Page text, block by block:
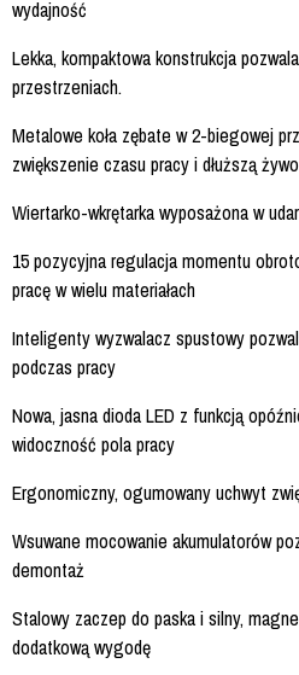
wydajność
Lekka, kompaktowa konstrukcja
przestrzeniach.
Metalowe koła zębate w 2-biegowej
zwiększenie czasu pracy i dłuższą
Wiertarko-wkrętarka wyposażona w
15 pozycyjna regulacja momentu
pracę w wielu materiałach
Inteligenty wyzwalacz spustowy
podczas pracy
Nowa, jasna dioda LED z funkcją
widoczność pola pracy
Ergonomiczny, ogumowany uchwyt
Wsuwane mocowanie akumulatorów
demontaż
Stalowy zaczep do paska i silny,
dodatkową wygodę